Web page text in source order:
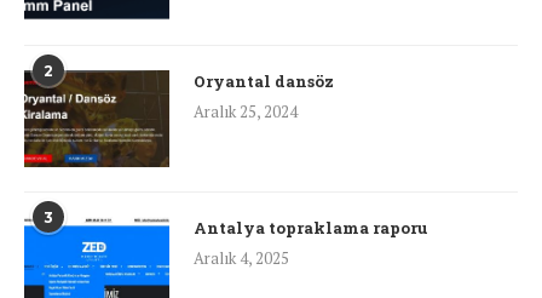
2
Oryantal dansöz
Aralık 25, 2024
3
Antalya topraklama raporu
Aralık 4, 2025